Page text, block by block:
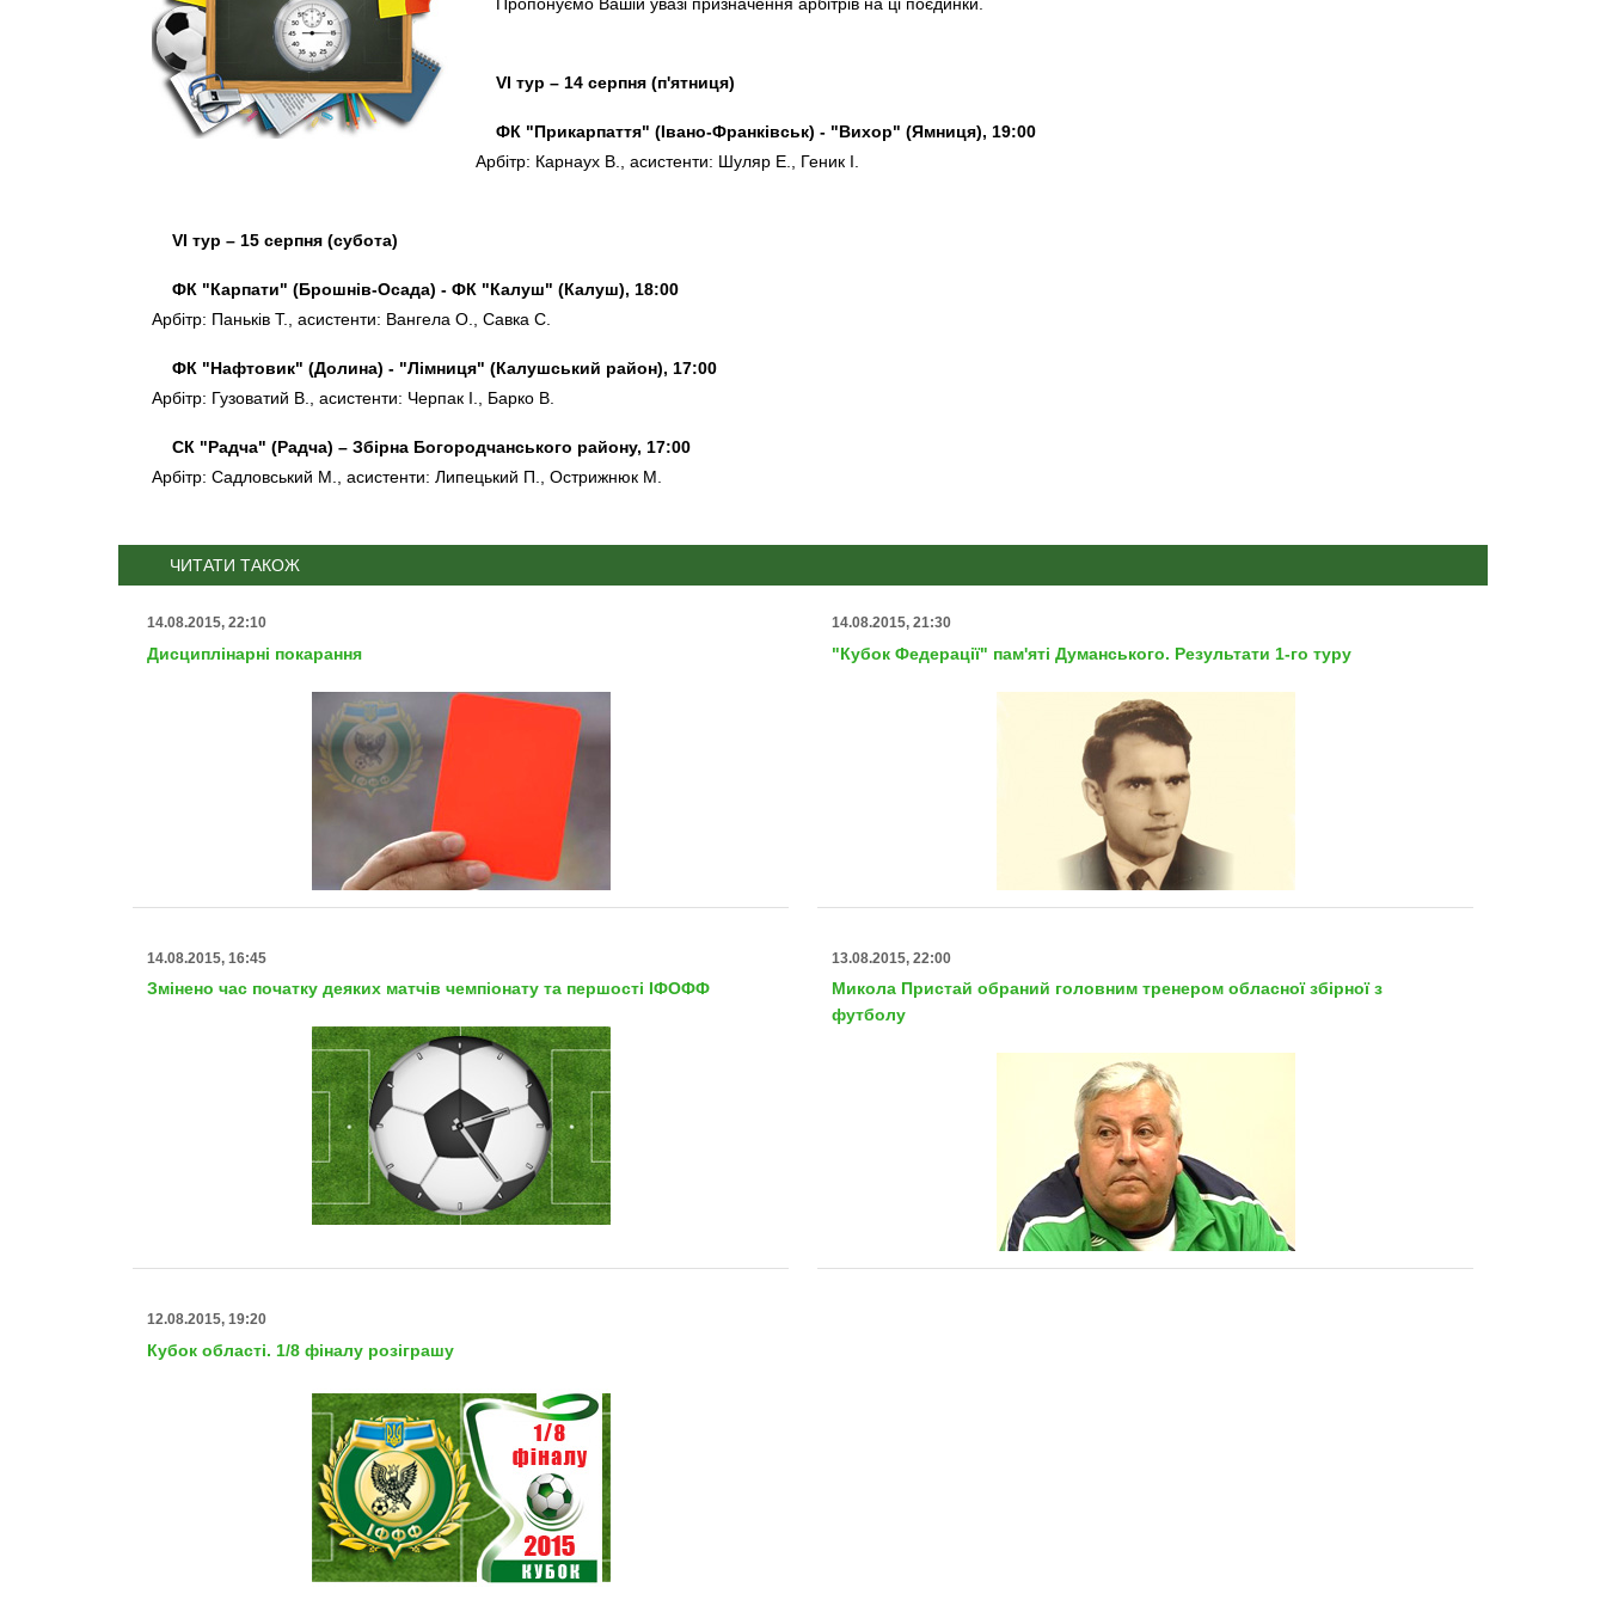
VI тур – 14 серпня (п'ятниця)
ФК "Прикарпаття" (Івано-Франківськ) - "Вихор" (Ямниця), 19:00
Арбітр: Карнаух В., асистенти: Шуляр Е., Геник І.
VI тур – 15 серпня (субота)
ФК "Карпати" (Брошнів-Осада) - ФК "Калуш" (Калуш), 18:00
Арбітр: Паньків Т., асистенти: Вангела О., Савка С.
ФК "Нафтовик" (Долина) - "Лімниця" (Калушський район), 17:00
Арбітр: Гузоватий В., асистенти: Черпак І., Барко В.
СК "Радча" (Радча) – Збірна Богородчанського району, 17:00
Арбітр: Садловський М., асистенти: Липецький П., Острижнюк М.
ЧИТАТИ ТАКОЖ
14.08.2015, 22:10
Дисциплінарні покарання
14.08.2015, 21:30
"Кубок Федерації" пам'яті Думанського. Результати 1-го туру
14.08.2015, 16:45
Змінено час початку деяких матчів чемпіонату та першості ІФОФФ
13.08.2015, 22:00
Микола Пристай обраний головним тренером обласної збірної з
футболу
12.08.2015, 19:20
Кубок області. 1/8 фіналу розіграшу